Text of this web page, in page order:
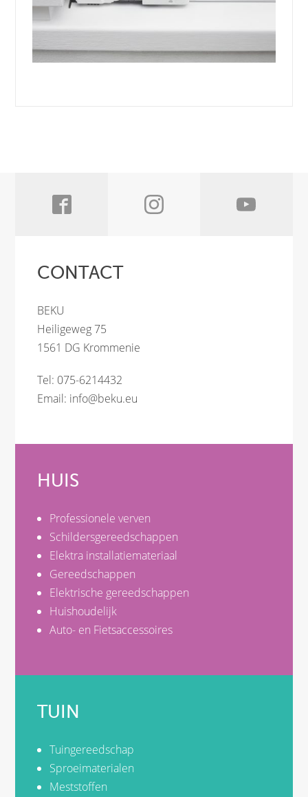
CONTACT
BEKU
Heiligeweg 75
1561 DG Krommenie
Tel: 075-6214432
Email: info@beku.eu
HUIS
Professionele verven
Schildersgereedschappen
Elektra installatiemateriaal
Gereedschappen
Elektrische gereedschappen
Huishoudelijk
Auto- en Fietsaccessoires
TUIN
Tuingereedschap
Sproeimaterialen
Meststoffen